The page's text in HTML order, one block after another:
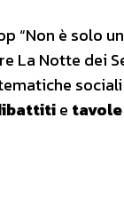
“Non è solo
La Notte dei
e tavole